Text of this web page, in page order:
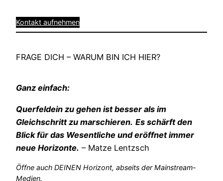
Kontakt aufnehmen
FRAGE DICH – WARUM BIN ICH HIER?
Ganz einfach:
Querfeldein zu gehen ist besser als im
Gleichschritt zu marschieren. Es schärft den
Blick für das Wesentliche und eröffnet immer
neue Horizonte. – Matze Lentzsch
Öffne auch DEINEN Horizont, abseits der Mainstream-
Medien.